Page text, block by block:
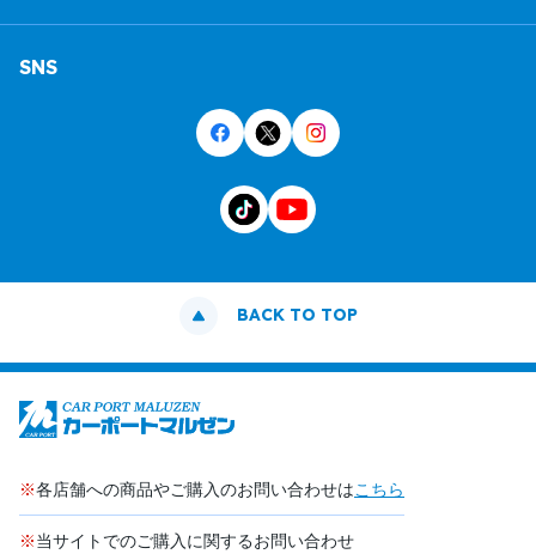
SNS
BACK TO TOP
※各店舗への商品やご購入のお問い合わせはこちら
※当サイトでのご購入に関するお問い合わせ